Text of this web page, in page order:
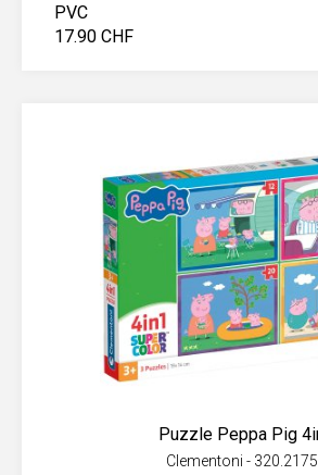
PVC
17.90 CHF
Puzzle Peppa Pig
Clementoni -